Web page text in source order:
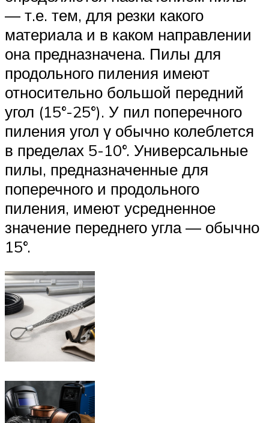
— т.е. тем, для резки какого
материала и в каком направлении
она предназначена. Пилы для
продольного пиления имеют
относительно большой передний
угол (15°-25°). У пил поперечного
пиления угол γ обычно колеблется
в пределах 5-10°. Универсальные
пилы, предназначенные для
поперечного и продольного
пиления, имеют усредненное
значение переднего угла — обычно
15°.